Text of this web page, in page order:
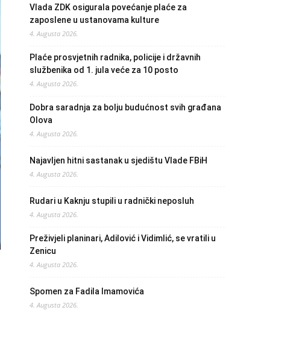
Vlada ZDK osigurala povećanje plaće za
zaposlene u ustanovama kulture
4. Augusta 2026.
Plaće prosvjetnih radnika, policije i državnih
službenika od 1. jula veće za 10 posto
4. Augusta 2026.
Dobra saradnja za bolju budućnost svih građana
Olova
4. Augusta 2026.
Najavljen hitni sastanak u sjedištu Vlade FBiH
4. Augusta 2026.
Rudari u Kaknju stupili u radnički neposluh
4. Augusta 2026.
Preživjeli planinari, Adilović i Vidimlić, se vratili u
Zenicu
4. Augusta 2026.
Spomen za Fadila Imamovića
4. Augusta 2026.